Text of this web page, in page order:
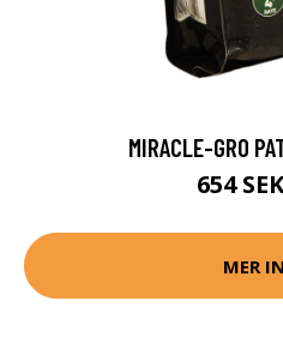
MIRACLE-GRO
654
MER